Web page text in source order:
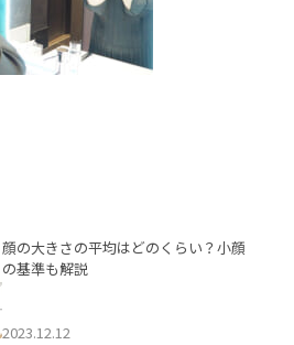
顔の大きさの平均はどのくらい？小顔
の基準も解説
2023.12.12